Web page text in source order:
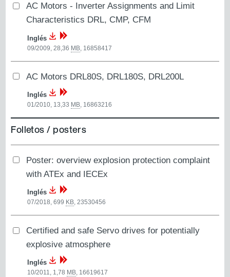
AC Motors - Inverter Assignments and Limit
Characteristics DRL, CMP, CFM
Inglés
09/2009, 28,36 MB 16858417
AC Motors DRL80S, DRL180S, DRL200L
Inglés
01/2010, 13,33 MB, 16863216
Folletos / posters
Poster: overview explosion protection complaint
with ATEx and IECEx
Inglés
07/2018, 699 KB,23530456
Certified and safe Servo drives for potentially
explosive atmosphere
Inglés
10/2011, 1,78 MB, 16619617